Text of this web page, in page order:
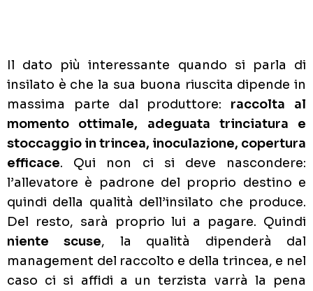
Il dato più interessante quando si parla di
insilato è che la sua buona riuscita dipende in
massima parte dal produttore: raccolta al
momento ottimale, adeguata trinciatura e
stoccaggio in trincea, inoculazione, copertura
efficace. Qui non ci si deve nascondere:
l’allevatore è padrone del proprio destino e
quindi della qualità dell’insilato che produce.
Del resto, sarà proprio lui a pagare. Quindi
niente scuse, la qualità dipenderà dal
management del raccolto e della trincea, e nel
caso ci si affidi a un terzista varrà la pena